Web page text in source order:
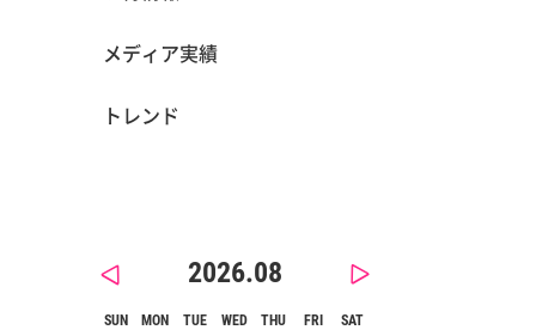
メディア実績
トレンド
2026.08
SUN MON TUE WED THU FRI
SAT